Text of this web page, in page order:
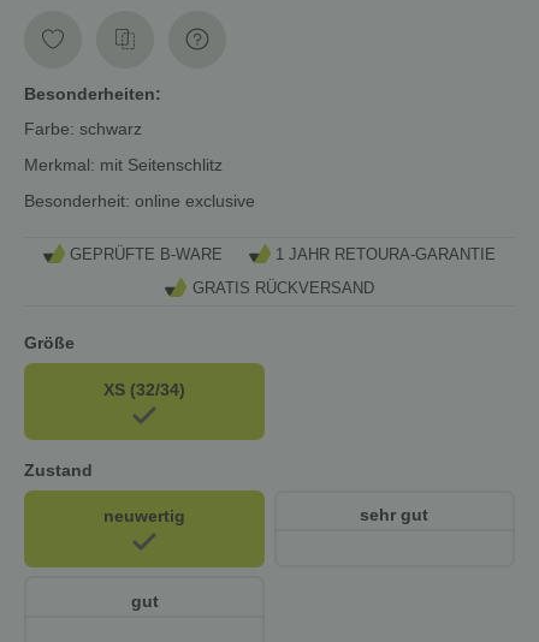
Besonderheiten:
Farbe: schwarz
Merkmal: mit Seitenschlitz
Besonderheit: online exclusive
GEPRÜFTE B-WARE
1 JAHR RETOURA-GARANTIE
GRATIS RÜCKVERSAND
Größe
XS (32/34)
Zustand
neuwertig sehr gut
gut